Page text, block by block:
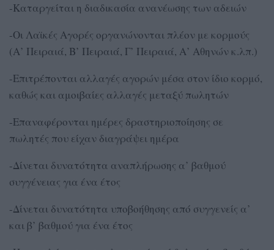
-Καταργείται η διαδικασία ανανέωσης των αδειών
-Οι Λαϊκές Αγορές οργανώνονται πλέον με κορμούς
(Α’ Πειραιά, Β’ Πειραιά, Γ’ Πειραιά, Α’ Αθηνών κ.λπ.)
-Επιτρέπονται αλλαγές αγορών μέσα στον ίδιο κορμό,
καθώς και αμοιβαίες αλλαγές μεταξύ πωλητών
-Επαναφέρονται ημέρες δραστηριοποίησης σε
πωλητές που είχαν διαγράψει ημέρα
-Δίνεται δυνατότητα αναπλήρωσης α’ βαθμού
συγγένειας για ένα έτος
-Δίνεται δυνατότητα υποβοήθησης από συγγενείς α’
και β’ βαθμού για ένα έτος